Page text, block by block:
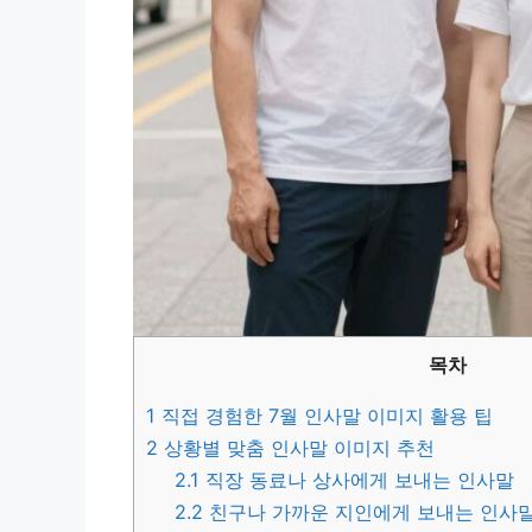
목차
1 직접 경험한 7월 인사말 이미지 활용 팁
2 상황별 맞춤 인사말 이미지 추천
2.1 직장 동료나 상사에게 보내는 인사말
2.2 친구나 가까운 지인에게 보내는 인사